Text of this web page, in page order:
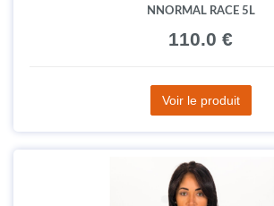
NNORMAL RACE 5L
110.0 €
Voir le produit